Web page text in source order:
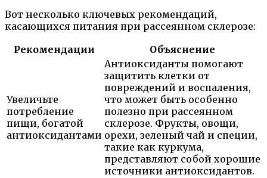
Вот несколько ключевых рекомендаций,
касающихся питания при рассеянном склерозе:
Рекомендации
Объяснение
Увеличьте
потребление
пищи, богатой
антиоксидантами
Антиоксиданты помогают
защитить клетки от
повреждений и воспаления,
что может быть особенно
полезно при рассеянном
склерозе. Фрукты, овощи,
орехи, зеленый чай и специи,
такие как куркума,
представляют собой хорошие
источники антиоксидантов.